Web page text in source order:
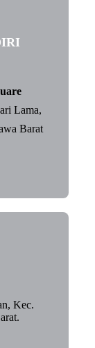
Lama,
Barat
Kec.